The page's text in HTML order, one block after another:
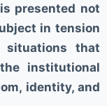
presented not
in tension
that
institutional
identity, and